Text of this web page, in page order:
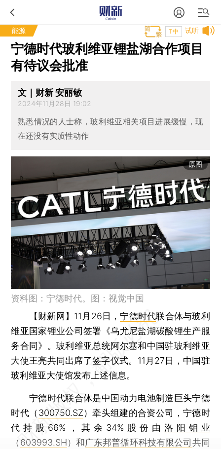
能源 试听
T中
宁德时代玻利维亚锂盐湖合作项目
有待议会批准
文｜财新 安丽敏
2024年11月28日 19:02
熟悉情况的人士称，玻利维亚相关项目进展缓慢，现
在还没有实质性动作
原图
资料图：宁德时代。图：视觉中国
【财新网】 11月26日，宁德时代联合体与玻利
维亚国家锂业公司签署《乌尤尼盐湖碳酸锂生产服
务合同》。玻利维亚总统阿尔塞和中国驻玻利维亚
大使王亮共同出席了签字仪式。11月27日，中国驻
玻利维亚大使馆发布上述信息。
宁德时代联合体是中国动力电池制造巨头宁德
时代（ 300750.SZ）牵头组建的合资公司，宁德时
代持股66%，其余34%股份由 洛阳钼业
（ 603993.SH）和广东邦普循环科技有限公司共同